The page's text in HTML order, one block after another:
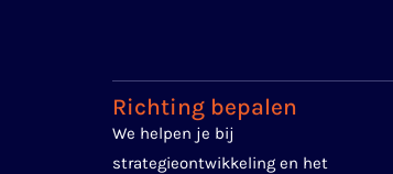
Richting bepalen
We helpen je bij
strategieontwikkeling en het